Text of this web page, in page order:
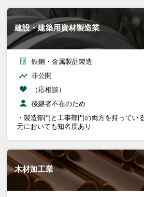
建設・建築用資材製造業
鉄鋼・金属製品製造
非公開
（応相談）
後継者不在のため
・製造部門と工事部門の両方を持ってい
元においても知名度あり
木材加工業